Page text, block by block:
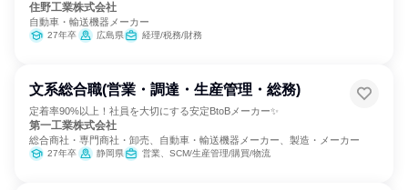
住野工業株式会社
自動車・輸送機器メーカー
27年卒 広島県 経理/税務/財務
文系総合職(営業・調達・生産管理・総務)
定着率90%以上！社員を大切にする安定BtoBメーカー✨
第一工業株式会社
総合商社・専門商社・卸売、自動車・輸送機器メーカー、製造・メーカー
27年卒 静岡県 営業、SCM/生産管理/購買/物流